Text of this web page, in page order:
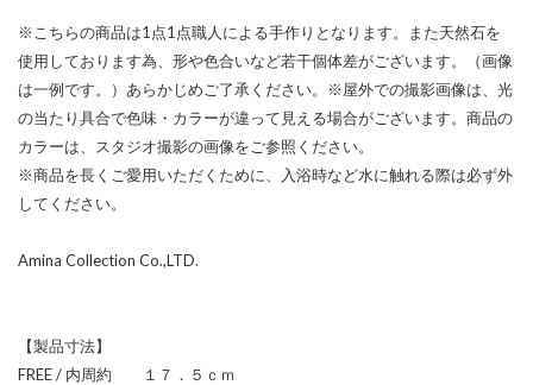
※こちらの商品は1点1点職人による手作りとなります。また天然石を
使用しております為、形や色合いなど若干個体差がございます。（画像
は一例です。）あらかじめご了承ください。※屋外での撮影画像は、光
の当たり具合で色味・カラーが違って見える場合がございます。商品の
カラーは、スタジオ撮影の画像をご参照ください。
※商品を長くご愛用いただくために、入浴時など水に触れる際は必ず外
してください。
Amina Collection Co.,LTD.
【製品寸法】
FREE / 内周約 １７．５ｃｍ